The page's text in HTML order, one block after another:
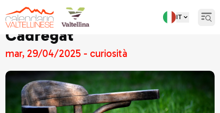
IT
Cadregat
mar, 29/04/2025 - curiosità